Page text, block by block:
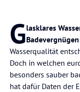
Glasklares
Wasserqualität
Doch in welchen
besonders sauber
hat dafür Daten der